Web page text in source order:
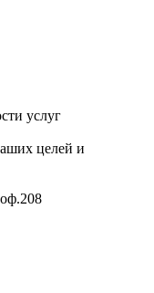
услуг
целей и